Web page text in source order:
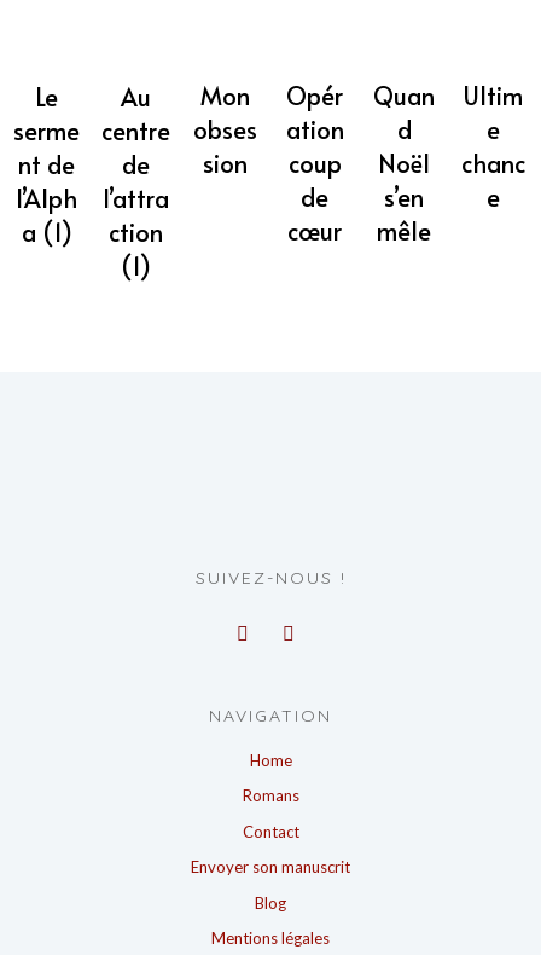
Le
serme
nt de
l’Alph
a (1)
Au
centre
de
l’attra
ction
(1)
Mon
obses
sion
Opér
ation
coup
de
cœur
Quan
d
Noël
s’en
mêle
Ultim
e
chanc
e
SUIVEZ-NOUS !
NAVIGATION
Home
Romans
Contact
Envoyer son manuscrit
Blog
Mentions légales